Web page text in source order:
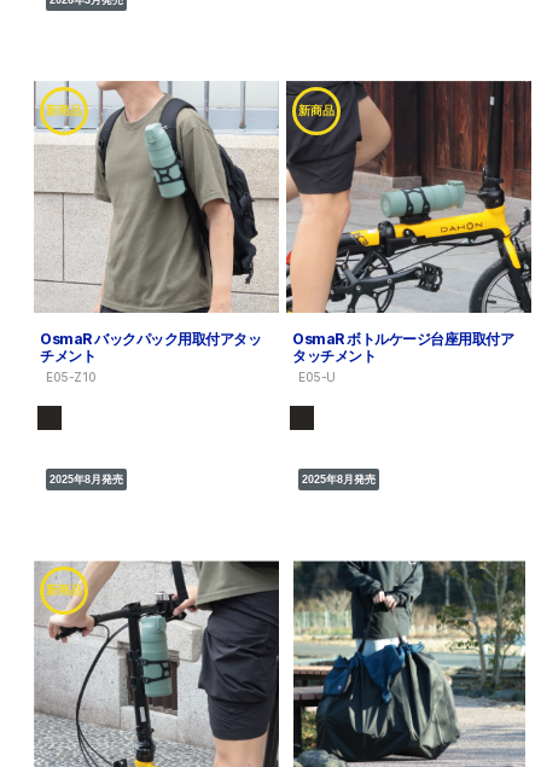
新商品
OsmaR バックパック用取付アタッ
チメント
E05-Z10
2025年8月発売
新商品
OsmaR ボトルケージ台座用取付ア
タッチメント
E05-U
2025年8月発売
新商品